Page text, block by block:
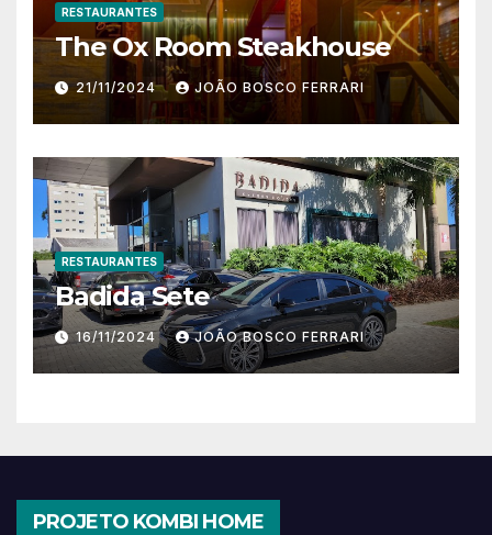
RESTAURANTES
The Ox Room Steakhouse
21/11/2024 JOÃO BOSCO FERRARI
RESTAURANTES
Badida Sete
16/11/2024 JOÃO BOSCO FERRARI
PROJETO KOMBI HOME